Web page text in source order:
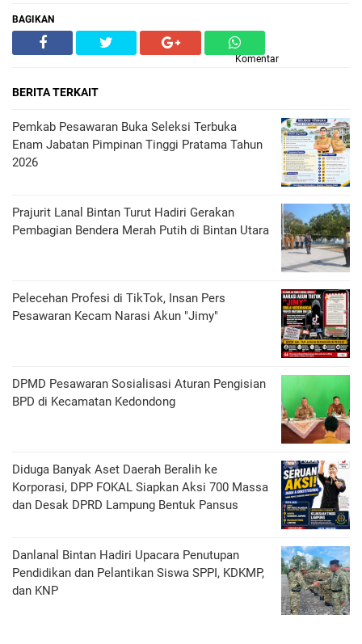
BAGIKAN
Komentar
BERITA TERKAIT
Pemkab Pesawaran Buka Seleksi Terbuka
Enam Jabatan Pimpinan Tinggi Pratama Tahun
2026
Prajurit Lanal Bintan Turut Hadiri Gerakan
Pembagian Bendera Merah Putih di Bintan Utara
Pelecehan Profesi di TikTok, Insan Pers
Pesawaran Kecam Narasi Akun "Jimy"
DPMD Pesawaran Sosialisasi Aturan Pengisian
BPD di Kecamatan Kedondong
Diduga Banyak Aset Daerah Beralih ke
Korporasi, DPP FOKAL Siapkan Aksi 700 Massa
dan Desak DPRD Lampung Bentuk Pansus
Danlanal Bintan Hadiri Upacara Penutupan
Pendidikan dan Pelantikan Siswa SPPI, KDKMP,
dan KNP